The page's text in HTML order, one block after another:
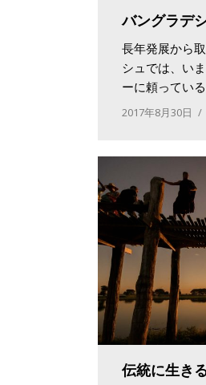
バングラデ
長年発展から
シュでは、い
ーに頼っている
2017年8月30日
伝統に生き